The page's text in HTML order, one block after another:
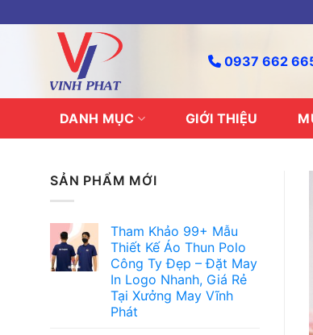
to
0937 662
DANH MỤC GIỚI THIỆU
SẢN PHẨM MỚI
Tham Khảo 99+ Mẫu
Thiết Kế Áo Thun Polo
Công Ty Đẹp – Đặt May
In Logo Nhanh, Giá Rẻ
Tại Xưởng May Vĩnh
Phát